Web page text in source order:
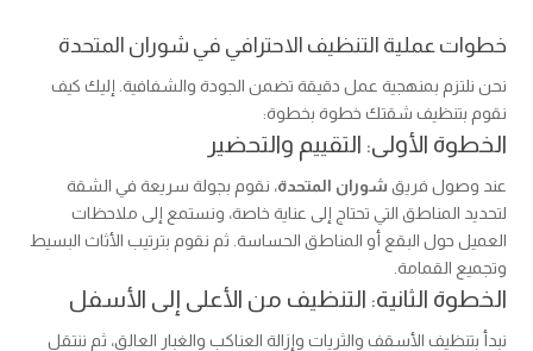
خطوات عملية التنظيف الاحترافي في شوران المتحدة
نحن نلتزم بمنهجية عمل دقيقة تضمن الجودة والشفافية. إليك كيف
نقوم بتنظيف شقتك خطوة بخطوة:
الخطوة الأولى: التقييم والتحضير
عند وصول فريق شوران المتحدة، نقوم بجولة سريعة في الشقة
لتحديد المناطق التي تحتاج إلى عناية خاصة، ونستمع إلى ملاحظات
العميل حول البقع أو المناطق الحساسة. ثم نقوم بترتيب الأثاث البسيط
وتجميع القمامة.
الخطوة الثانية: التنظيف من الأعلى إلى الأسفل
نبدأ بتنظيف الأسقف والثريات وإزالة العناكب والغبار العالق، ثم ننتقل